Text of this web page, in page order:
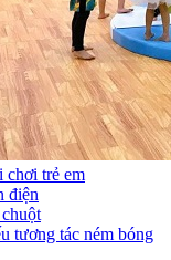
chơi trẻ em
điện
tương tác ném bóng